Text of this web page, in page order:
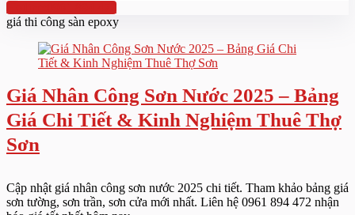
Hotline:0961 894 472
giá thi công sàn epoxy
Giá Nhân Công Sơn Nước 2025 – Bảng
Giá Chi Tiết & Kinh Nghiệm Thuê Thợ
Sơn
Cập nhật giá nhân công sơn nước 2025 chi tiết. Tham khảo bảng giá
sơn tường, sơn trần, sơn cửa mới nhất. Liên hệ 0961 894 472 nhận